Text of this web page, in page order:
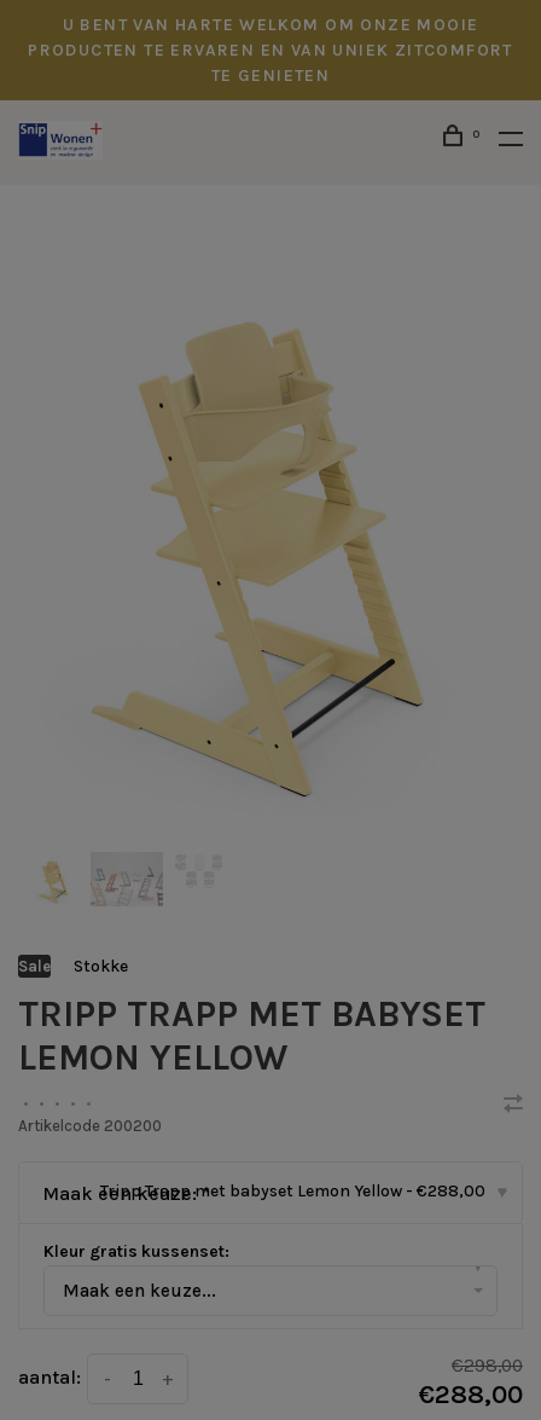
U BENT VAN HARTE WELKOM OM ONZE MOOIE
PRODUCTEN TE ERVAREN EN VAN UNIEK ZITCOMFORT
TE GENIETEN
0
Sale Stokke
TRIPP TRAPP MET BABYSET
LEMON YELLOW
• • • •
•
Artikelcode 200200
Maak een keuze:*
Tripp Trapp met babyset Lemon Yellow - €288,00 ▾
Kleur gratis kussenset:
Maak een keuze...
▾
aantal: +
-
€298,00
€288,00